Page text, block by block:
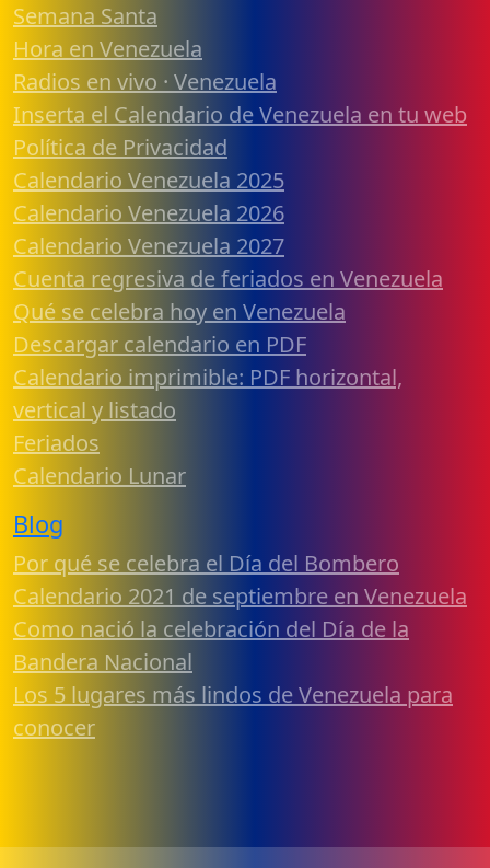
Semana Santa
Hora en Venezuela
Radios en vivo · Venezuela
Inserta el Calendario de Venezuela en tu web
Política de Privacidad
Calendario Venezuela 2025
Calendario Venezuela 2026
Calendario Venezuela 2027
Cuenta regresiva de feriados en Venezuela
Qué se celebra hoy en Venezuela
Descargar calendario en PDF
Calendario imprimible: PDF horizontal,
vertical y listado
Feriados
Calendario Lunar
Blog
Por qué se celebra el Día del Bombero
Calendario 2021 de septiembre en Venezuela
Como nació la celebración del Día de la
Bandera Nacional
Los 5 lugares más lindos de Venezuela para
conocer